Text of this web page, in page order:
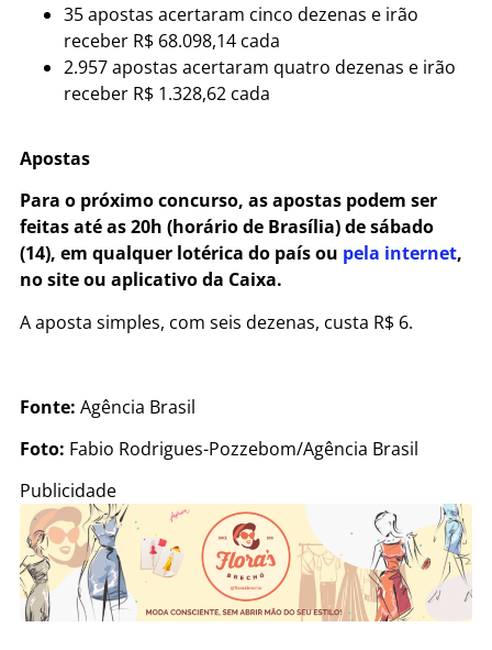
35 apostas acertaram cinco dezenas e irão
receber R$ 68.098,14 cada
2.957 apostas acertaram quatro dezenas e irão
receber R$ 1.328,62 cada
Apostas
Para o próximo concurso, as apostas podem ser
feitas até as 20h (horário de Brasília) de sábado
(14), em qualquer lotérica do país ou pela internet,
no site ou aplicativo da Caixa.
A aposta simples, com seis dezenas, custa R$ 6.
Fonte: Agência Brasil
Foto: Fabio Rodrigues-Pozzebom/Agência Brasil
Publicidade